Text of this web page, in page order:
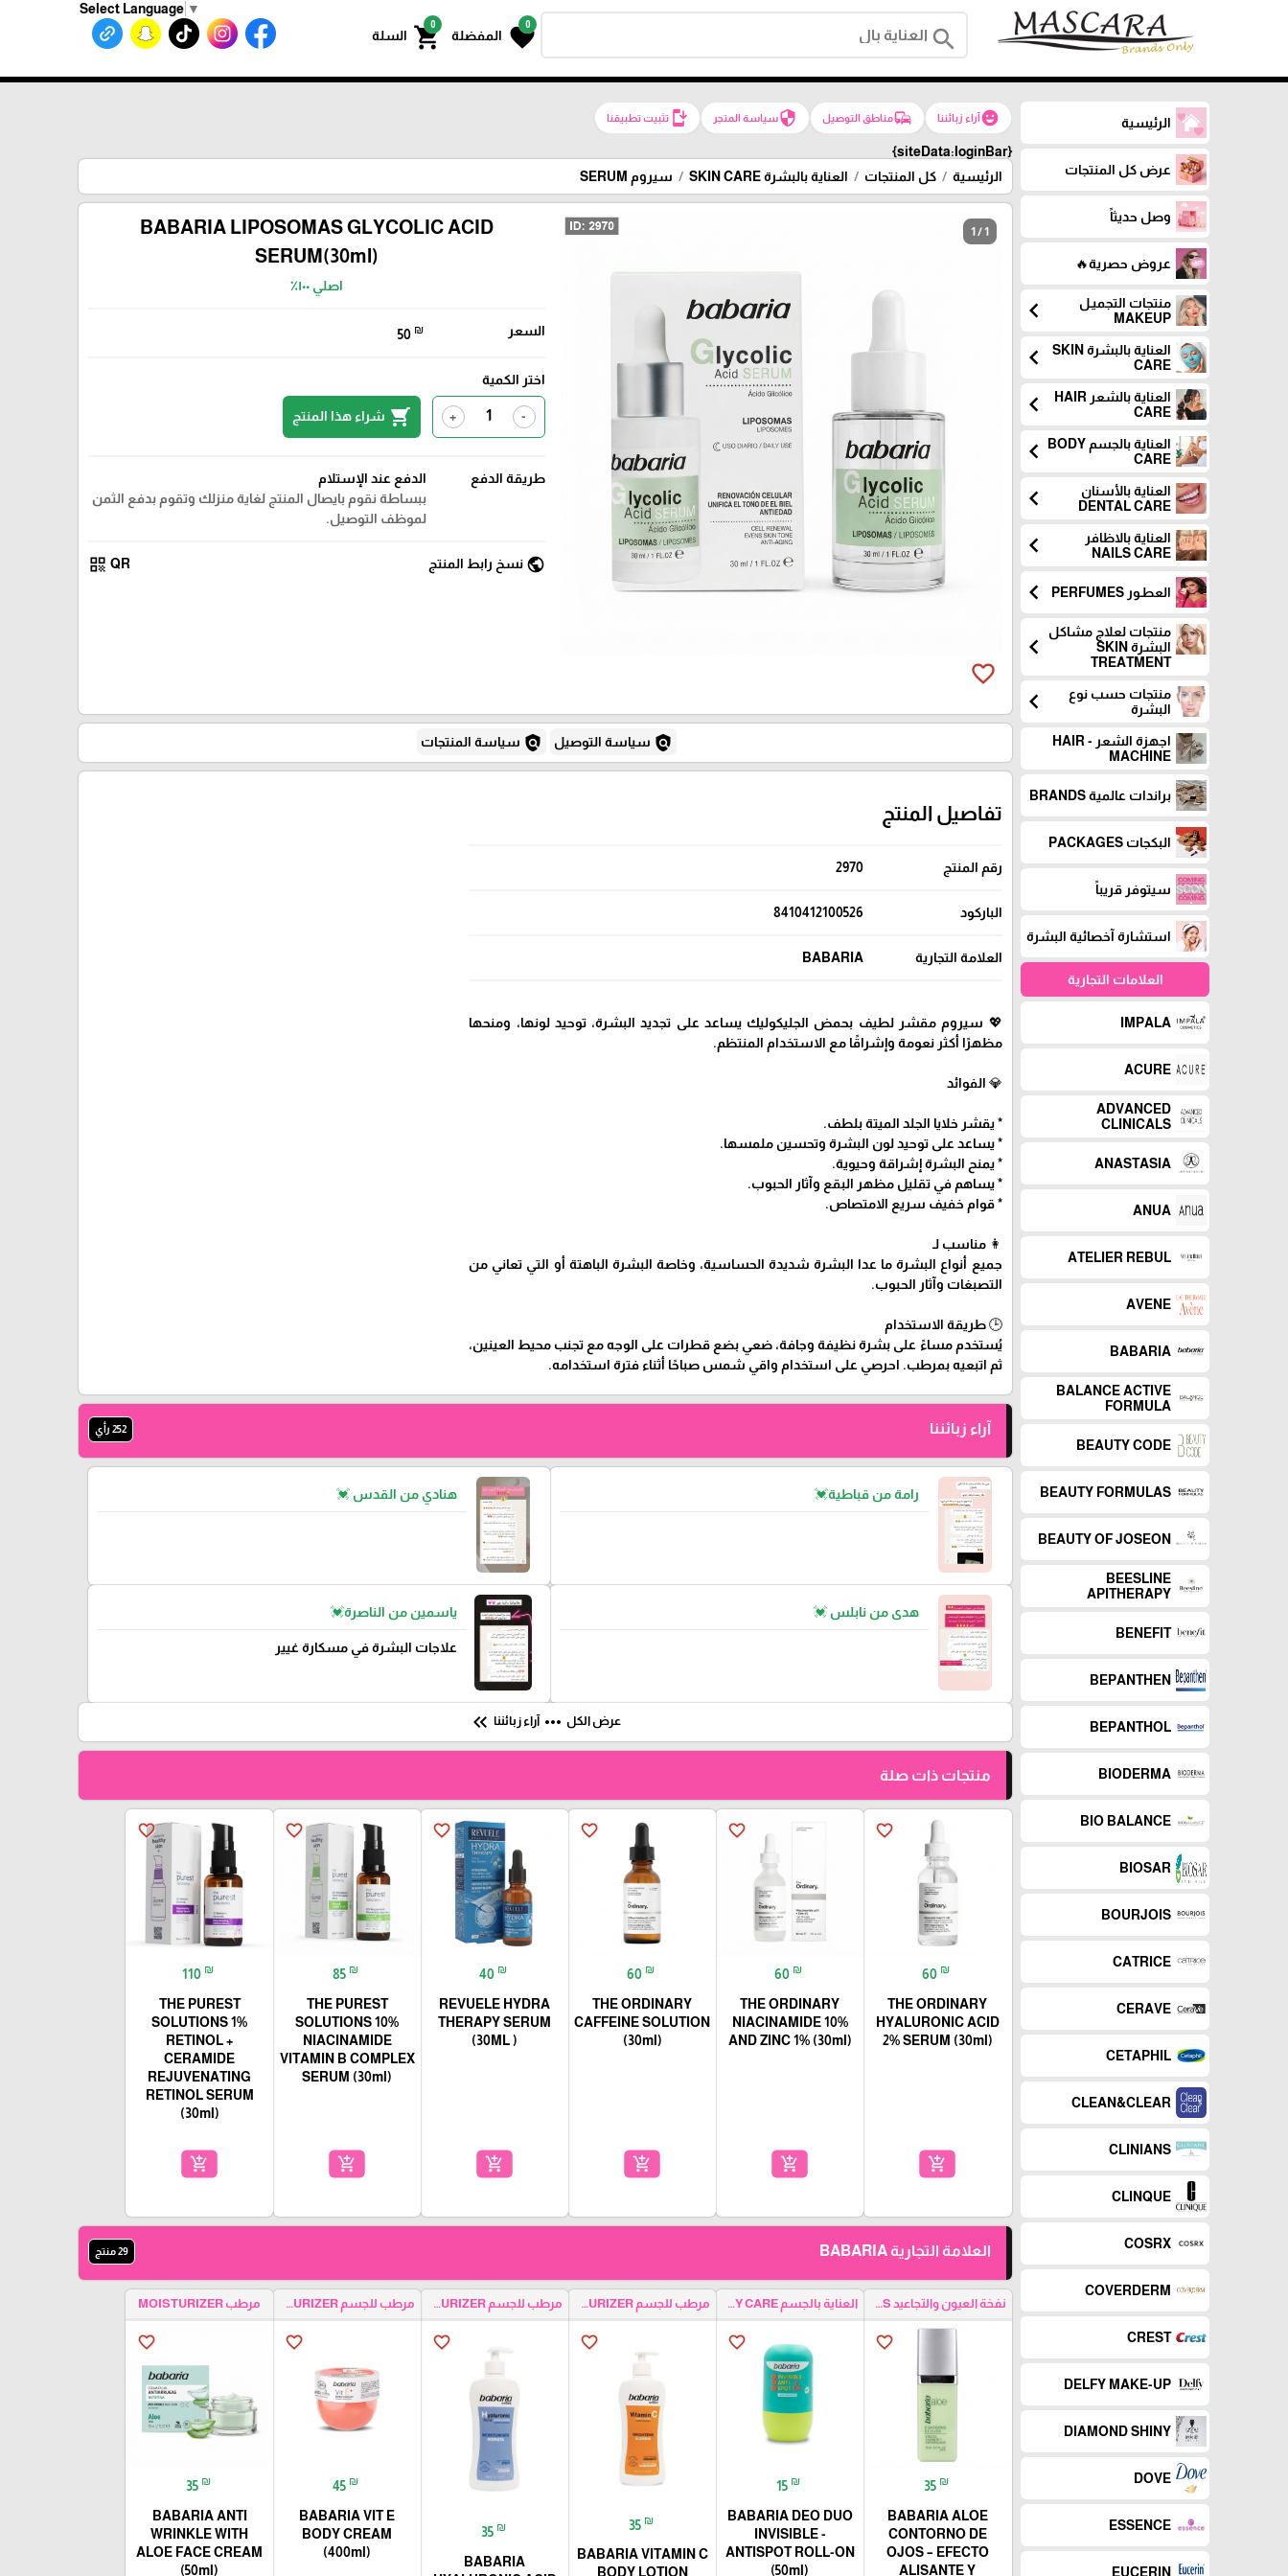
Select Language ▼
search
0
favorite المفضلة
0
shopping_cart السلة
الرئيسية
عرض كل المنتجات
وصل حديثاً
عروض حصرية🔥
منتجات التجميـل
MAKEUP
chevron_left
العناية بالبشرة SKIN
CARE
chevron_left
العناية بالشعر HAIR
CARE
chevron_left
العناية بالجسم BODY
CARE
chevron_left
العناية بالأسنان
DENTAL CARE
chevron_left
العناية بالاظافر
NAILS CARE
chevron_left
العطـور PERFUMES chevron_left
منتجات لعلاج مشاكل
البشرة SKIN
TREATMENT
chevron_left
منتجات حسب نوع
البشرة
chevron_left
اجهزة الشعر - HAIR
MACHINE
براندات عالمية BRANDS
البكجات PACKAGES
سيتوفر قريباً
استشارة آخصائية البشرة
العلامات التجارية
IMPALA
ACURE
ADVANCED
CLINICALS
ANASTASIA
ANUA
ATELIER REBUL
AVENE
BABARIA
BALANCE ACTIVE
FORMULA
BEAUTY CODE
BEAUTY FORMULAS
BEAUTY OF JOSEON
BEESLINE
APITHERAPY
BENEFIT
BEPANTHEN
BEPANTHOL
BIODERMA
BIO BALANCE
BIOSAR
BOURJOIS
CATRICE
CERAVE
CETAPHIL
CLEAN&CLEAR
CLINIANS
CLINQUE
COSRX
COVERDERM
CREST
DELFY MAKE-UP
DIAMOND SHINY
DOVE
ESSENCE
EUCERIN
emoji_emotionsآراء زبائننا commuteمناطق التوصيل securityسياسة المتجر install_mobileتثبيت تطبيقنا
{siteData:loginBar}
الرئيسية
كل المنتجات العناية بالبشرة SKIN CARE سيروم SERUM
1 / 1
favorite_border
BABARIA LIPOSOMAS GLYCOLIC ACID
SERUM(30ml)
اصلي ١٠٠٪؜
السعر 50 ₪
اختر الكمية
-
+
shopping_cart شراء هذا المنتج
طريقة الدفع
الدفع عند الإستلام
ببساطة نقوم بايصال المنتج لغاية منزلك وتقوم بدفع الثمن
لموظف التوصيل.
public نسخ رابط المنتج QR
qr_code
policy سياسة التوصيل policy سياسة المنتجات
تفاصيل المنتج
رقم المنتج 2970
الباركود 8410412100526
العلامة التجارية BABARIA
💖 سيروم مقشر لطيف بحمض الجليكوليك يساعد على تجديد البشرة، توحيد لونها، ومنحها
مظهرًا أكثر نعومة وإشراقًا مع الاستخدام المنتظم.
💎 الفوائد
* يقشر خلايا الجلد الميتة بلطف.
* يساعد على توحيد لون البشرة وتحسين ملمسها.
* يمنح البشرة إشراقة وحيوية.
* يساهم في تقليل مظهر البقع وآثار الحبوب.
* قوام خفيف سريع الامتصاص.
👩 مناسب لـ
جميع أنواع البشرة ما عدا البشرة شديدة الحساسية، وخاصة البشرة الباهتة أو التي تعاني من
التصبغات وآثار الحبوب.
🕒 طريقة الاستخدام
يُستخدم مساءً على بشرة نظيفة وجافة، ضعي بضع قطرات على الوجه مع تجنب محيط العينين،
ثم اتبعيه بمرطب. احرصي على استخدام واقي شمس صباحًا أثناء فترة استخدامه.
آراء زبائننا 252 رأي
رامة من قباطية💓 هنادي من القدس 💓
هدى من نابلس 💓 ياسمين من الناصرة💓
علاجات البشرة في مسكارة غيير
عرض الكل more_horiz آراء زبائننا keyboard_double_arrow_left
منتجات ذات صلة
favorite_border
60 ₪
THE ORDINARY
HYALURONIC ACID
2% SERUM (30ml)
add_shopping_cart
favorite_border
60 ₪
THE ORDINARY
NIACINAMIDE 10%
AND ZINC 1% (30ml)
add_shopping_cart
favorite_border
60 ₪
THE ORDINARY
CAFFEINE SOLUTION
(30ml)
add_shopping_cart
favorite_border
40 ₪
REVUELE HYDRA
THERAPY SERUM
(30ML )
add_shopping_cart
favorite_border
85 ₪
THE PUREST
SOLUTIONS 10%
NIACINAMIDE
VITAMIN B COMPLEX
SERUM (30ml)
add_shopping_cart
favorite_border
110 ₪
THE PUREST
SOLUTIONS 1%
RETINOL +
CERAMIDE
REJUVENATING
RETINOL SERUM
(30ml)
add_shopping_cart
العلامة التجارية BABARIA 29 منتج
نفخة العيون والتجاعيد EYE PUFFNESS& WRINKLES
favorite_border
35 ₪
BABARIA ALOE
CONTORNO DE
OJOS – EFECTO
ALISANTE Y
العناية بالجسم BODY CARE
favorite_border
15 ₪
BABARIA DEO DUO
INVISIBLE -
ANTISPOT ROLL-ON
(50ml)
مرطب للجسم BODY MOISTURIZER
favorite_border
35 ₪
BABARIA VITAMIN C
BODY LOTION
مرطب للجسم BODY MOISTURIZER
favorite_border
35 ₪
BABARIA
مرطب للجسم BODY MOISTURIZER
favorite_border
45 ₪
BABARIA VIT E
BODY CREAM
(400ml)
مرطب MOISTURIZER
favorite_border
35 ₪
BABARIA ANTI
WRINKLE WITH
ALOE FACE CREAM
(50ml)